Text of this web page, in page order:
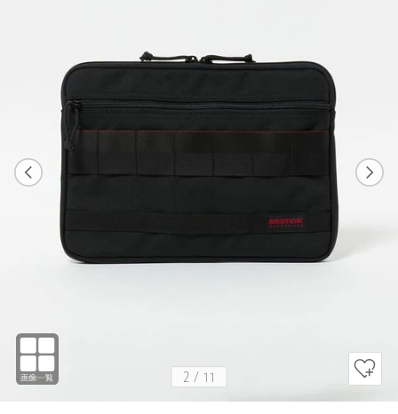
2 / 11
2